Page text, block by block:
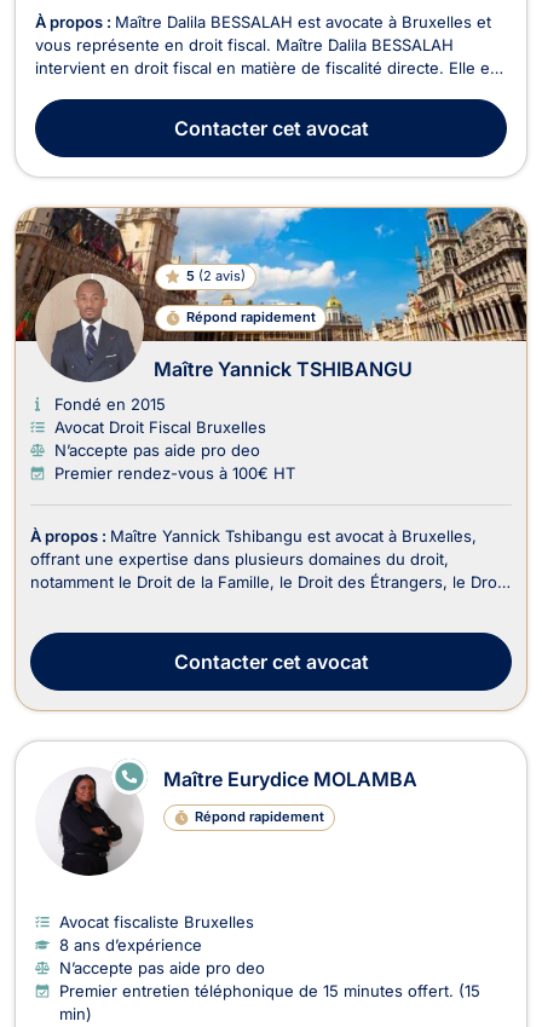
À propos : Maître Dalila BESSALAH est avocate à Bruxelles et
vous représente en droit fiscal. Maître Dalila BESSALAH
intervient en droit fiscal en matière de fiscalité directe. Elle est
personnes physiques, de l’impôt des sociétés, de l’impôt des
non-résidents et de celui des pers...
Contactercet avocat
5 (2 avis)
Répond rapidement
Maître Yannick TSHIBANGU
Fondé en 2015
Avocat Droit Fiscal Bruxelles
N’accepte pas aide pro deo
Premier rendez-vous à 100€ HT
À propos : Maître Yannick Tshibangu est avocat à Bruxelles,
offrant une expertise dans plusieurs domaines du droit,
notamment le Droit de la Famille, le Droit des Étrangers, le Droit
Il comprend que chaque situ...
Contactercet avocat
Maître Eurydice MOLAMBA
Répond rapidement
E
N
E
Avocat fiscaliste Bruxelles
8 ans d’expérience
N’accepte pas aide pro deo
Premier entretien téléphonique de 15 minutes offert. (15
min)